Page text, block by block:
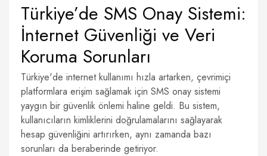
Türkiye’de SMS Onay Sistemi:
İnternet Güvenliği ve Veri
Koruma Sorunları
Türkiye'de internet kullanımı hızla artarken, çevrimiçi
platformlara erişim sağlamak için SMS onay sistemi
yaygın bir güvenlik önlemi haline geldi. Bu sistem,
kullanıcıların kimliklerini doğrulamalarını sağlayarak
hesap güvenliğini artırırken, aynı zamanda bazı
sorunları da beraberinde getiriyor.